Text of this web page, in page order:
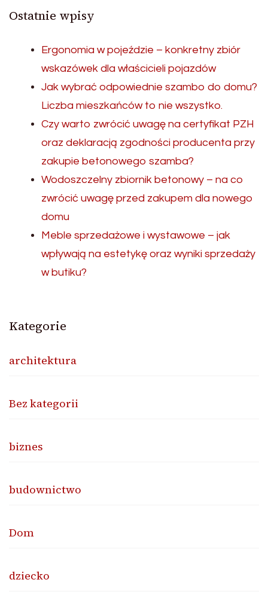
Ostatnie wpisy
Ergonomia w pojeździe – konkretny zbiór
wskazówek dla właścicieli pojazdów
Jak wybrać odpowiednie szambo do domu?
Liczba mieszkańców to nie wszystko.
Czy warto zwrócić uwagę na certyfikat PZH
oraz deklaracją zgodności producenta przy
zakupie betonowego szamba?
Wodoszczelny zbiornik betonowy – na co
zwrócić uwagę przed zakupem dla nowego
domu
Meble sprzedażowe i wystawowe – jak
wpływają na estetykę oraz wyniki sprzedaży
w butiku?
Kategorie
architektura
Bez kategorii
biznes
budownictwo
Dom
dziecko